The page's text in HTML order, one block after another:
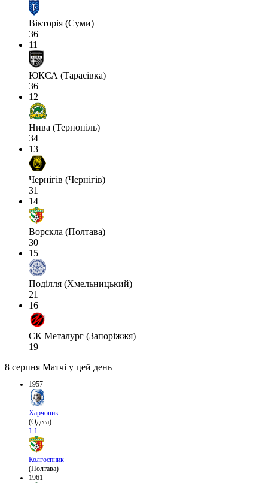
Вікторія (Суми)
36
11
ЮКСА (Тарасівка)
36
12
Нива (Тернопіль)
34
13
Чернігів (Чернігів)
31
14
Ворскла (Полтава)
30
15
Поділля (Хмельницький)
21
16
СК Металург (Запоріжжя)
19
8 серпня Матчі у цей день
1957
Харчовик
(Одеса)
1:1
Колгоспник
(Полтава)
1961